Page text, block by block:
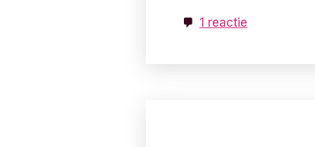
1 reactie